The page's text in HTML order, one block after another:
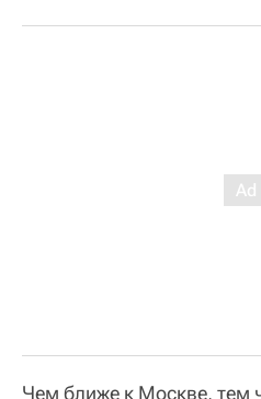
Чем ближе к Москве, тем